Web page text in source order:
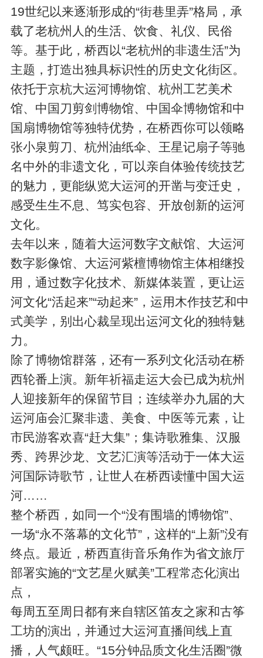
19世纪以来逐渐形成的“街巷里弄”格局，承
载了老杭州人的生活、饮食、礼仪、民俗
等。基于此，桥西以“老杭州的非遗生活”为
主题，打造出独具标识性的历史文化街区。
依托于京杭大运河博物馆、杭州工艺美术
馆、中国刀剪剑博物馆、中国伞博物馆和中
国扇博物馆等独特优势，在桥西你可以领略
张小泉剪刀、杭州油纸伞、王星记扇子等驰
名中外的非遗文化，可以亲自体验传统技艺
的魅力，更能纵览大运河的开凿与变迁史，
感受生生不息、笃实包容、开放创新的运河
文化。
去年以来，随着大运河数字文献馆、大运河
数字影像馆、大运河紫檀博物馆主体相继投
用，通过数字化技术、新媒体装置，更让运
河文化“活起来”“动起来”，运用木作技艺和中
式美学，别出心裁呈现出运河文化的独特魅
力。
除了博物馆群落，还有一系列文化活动在桥
西轮番上演。新年祈福走运大会已成为杭州
人迎接新年的保留节目；连续举办九届的大
运河庙会汇聚非遗、美食、中医等元素，让
市民游客欢喜“赶大集”；集诗歌雅集、汉服
秀、跨界沙龙、文艺汇演等活动于一体大运
河国际诗歌节，让世人在桥西读懂中国大运
河……
整个桥西，如同一个“没有围墙的博物馆”、
一场“永不落幕的文化节”，这样的“上新”没有
终点。最近，桥西直街音乐角作为省文旅厅
部署实施的“文艺星火赋美”工程常态化演出
点，
每周五至周日都有来自辖区笛友之家和古筝
工坊的演出，并通过大运河直播间线上直
播，人气颇旺。“15分钟品质文化生活圈”微